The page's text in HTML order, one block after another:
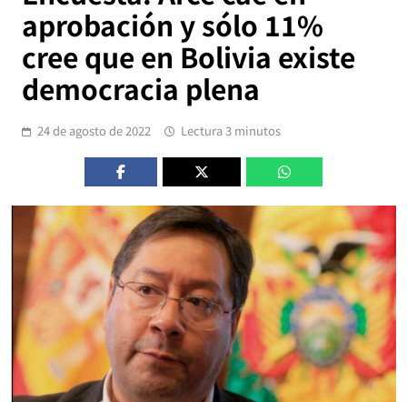
aprobación y sólo 11%
cree que en Bolivia existe
democracia plena
24 de agosto de 2022 Lectura 3 minutos